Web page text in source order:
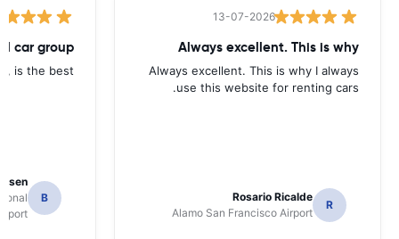
13-07-2026
Always excellent. This is why
Always excellent. This is why I always
use this website for renting cars.
R
Rosario Ricalde
Alamo San Francisco Airport
car group
is the best.
B